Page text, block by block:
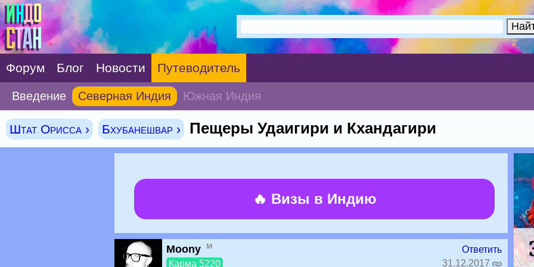
Форум Блог Новости Путеводитель
Введение Северная Индия Южная Индия
Штат Орисса › Бхубанешвар › Пещеры Удаигири и Кхандагири
🔥 Визы в Индию
Moony м
Карма 5220
Ответить
31.12.2017